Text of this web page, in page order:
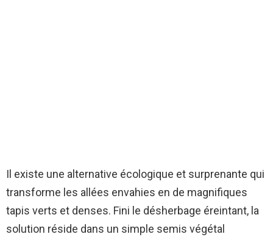
Il existe une alternative écologique et surprenante qui
transforme les allées envahies en de magnifiques
tapis verts et denses. Fini le désherbage éreintant, la
solution réside dans un simple semis végétal